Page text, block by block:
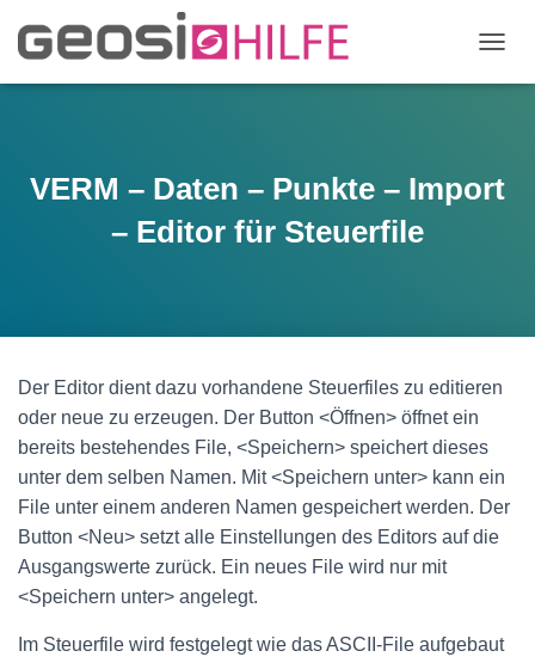
A
T
E
VERM – Daten – Punkte – Import
– Editor für Steuerfile
Der Editor dient dazu vorhandene Steuerfiles zu editieren
oder neue zu erzeugen. Der Button <Öffnen> öffnet ein
bereits bestehendes File, <Speichern> speichert dieses
unter dem selben Namen. Mit <Speichern unter> kann ein
File unter einem anderen Namen gespeichert werden. Der
Button <Neu> setzt alle Einstellungen des Editors auf die
Ausgangswerte zurück. Ein neues File wird nur mit
<Speichern unter> angelegt.
Im Steuerfile wird festgelegt wie das ASCII-File aufgebaut